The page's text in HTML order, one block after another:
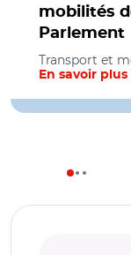
mobilités
Parlement
Transport et
En savoir plus